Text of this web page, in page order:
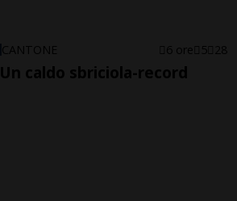
CANTONE 6 ore 5 28
Un caldo sbriciola-record